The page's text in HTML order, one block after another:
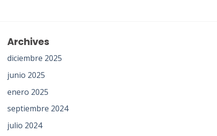
Archives
diciembre 2025
junio 2025
enero 2025
septiembre 2024
julio 2024